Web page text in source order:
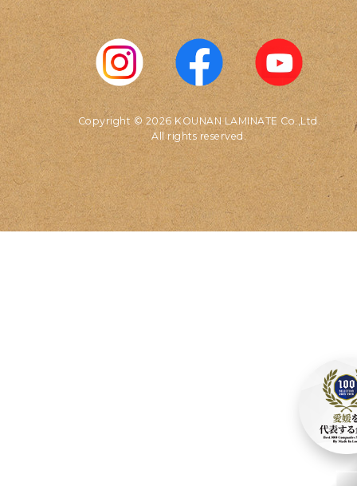
Copyright © 2026 KOUNAN LAMINATE Co.,Ltd.
All rights reserved.